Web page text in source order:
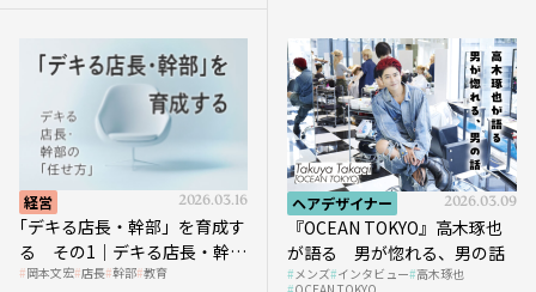
経営 2026.03.16
｢デキる店長・幹部」を育成す
る その1｜デキる店長・幹部
の「任せ方」
岡本文宏 店長 幹部 教育
ヘアデザイナー 2026.03.09
『OCEAN TOKYO』高木琢也
が語る 男が惚れる、男の話
メンズ インタビュー 高木琢也